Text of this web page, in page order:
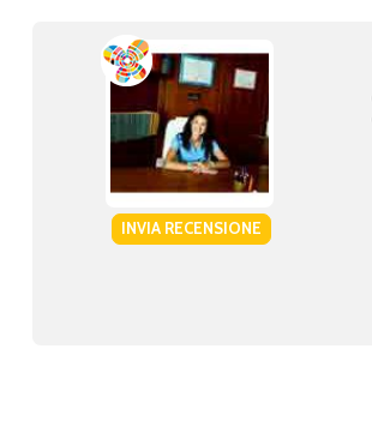
INVIA RECENSIONE